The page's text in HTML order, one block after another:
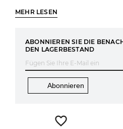
MEHR LESEN
ABONNIEREN SIE DIE
DEN LAGERBESTAND
Abonnieren
favorite_border